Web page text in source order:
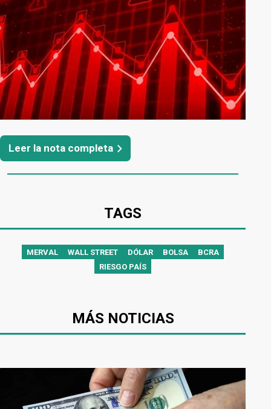
Leer la nota completa
TAGS
MERVAL WALL STREET DÓLAR BOLSA
BCRA
RIESGO PAÍS
MÁS NOTICIAS